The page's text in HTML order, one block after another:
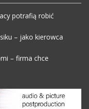
potrafią robić
– jako kierowca
– firma chce